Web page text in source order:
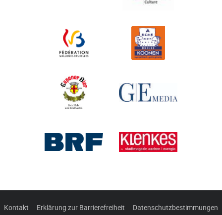
Kontakt Erklärung zur Barrierefreiheit Datenschutzbestimmungen